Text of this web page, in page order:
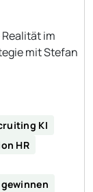
im
mit Stefan
KI
HR